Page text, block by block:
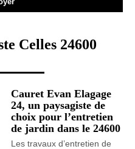
Celles 24600
Cauret Evan Elagage
24, un paysagiste de
choix pour l’entretien
de jardin dans le 24600
Les travaux d’entretien de